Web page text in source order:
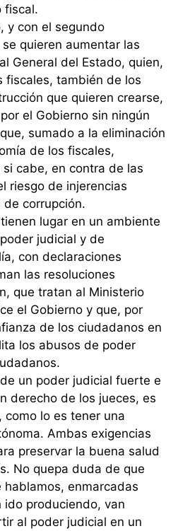
fiscal.
y con el segundo
quieren aumentar las
General del Estado, quien,
fiscales, también de los
que quieren crearse,
el Gobierno sin ningún
sumado a la eliminación
de los fiscales,
cabe, en contra de las
riesgo de injerencias
de corrupción.
lugar en un ambiente
judicial y de
con declaraciones
las resoluciones
que tratan al Ministerio
el Gobierno y que, por
de los ciudadanos en
los abusos de poder
un poder judicial fuerte e
derecho de los jueces, es
lo es tener una
Ambas exigencias
preservar la buena salud
No quepa duda de que
enmarcadas
produciendo, van
al poder judicial en un